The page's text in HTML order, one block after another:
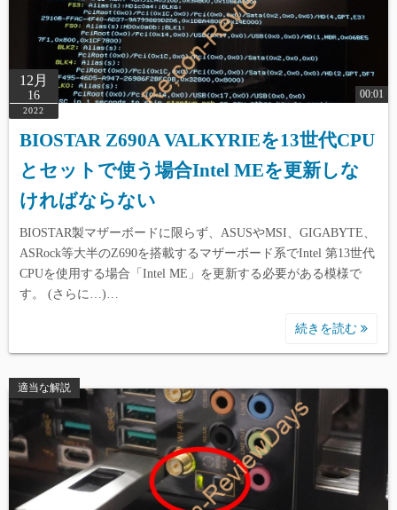
12月
16
2022
00:01
BIOSTAR Z690A VALKYRIEを13世代CPU
とセットで使う場合Intel MEを更新しな
ければならない
BIOSTAR製マザーボードに限らず、ASUSやMSI、GIGABYTE、
ASRock等大半のZ690を搭載するマザーボード系でIntel 第13世代
CPUを使用する場合「Intel ME」を更新する必要がある模様で
す。 (さらに…)…
続きを読む
適当な解説